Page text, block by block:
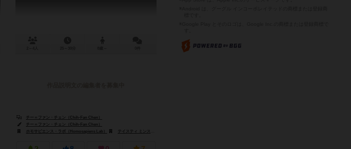
チー＝ファン・チェン（Chih-Fan Chen）
チー＝ファン・チェン（Chih-Fan Chen）
ホモサピエンス・ラボ（Homosapiens Lab）
テイスティ ミンストレル ゲームズ（Tasty Minstrel Games）